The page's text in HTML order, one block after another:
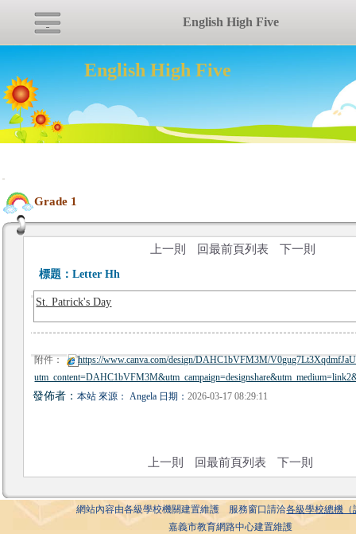
English High Five
:::
Grade 1
上一則 回最前頁列表 下一則
標題：Letter Hh
St. Patrick's Day
附件：
https://www.canva.com/design/DAHC1bVFM3M/
發佈者：本站 來源： Angela 日期：2026-03-17 08:29:11
上一則 回最前頁列表 下一則
網站內容由各級學校機關建置維護 服務窗口請洽各級學校總機（
嘉義市教育網路中心建置維護
English High Five